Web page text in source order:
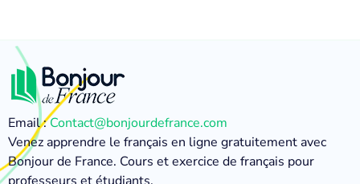
Email :Contact@bonjourdefrance.com
Venez apprendre le français en ligne gratuitement avec
Bonjour de France. Cours et exercice de français pour